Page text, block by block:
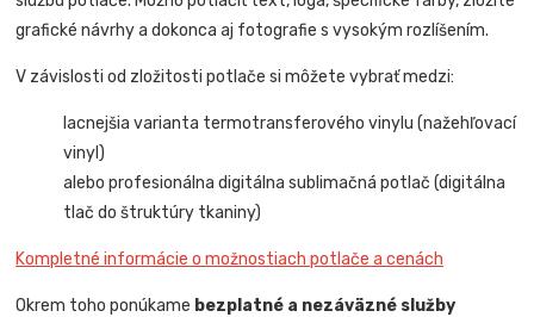
grafické návrhy a dokonca aj fotografie s vysokým rozlíšením.
V závislosti od zložitosti potlače si môžete vybrať medzi:
lacnejšia varianta termotransferového vinylu (nažehľovací
vinyl)
alebo profesionálna digitálna sublimačná potlač (digitálna
tlač do štruktúry tkaniny)
Kompletné informácie o možnostiach potlače a cenách
Okrem toho ponúkame bezplatné a nezáväzné služby